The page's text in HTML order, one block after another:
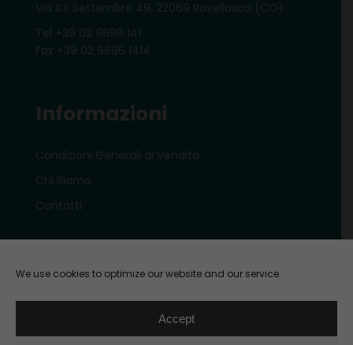
We use cookies to optimize our website and our service.
Accept
Via XX Settembre 49, 22069 Rovellasca (CO)
Tel +39 02 9696 141
Fax +39 02 9696 1414
Informazioni
Condizioni Generali di Vendita
Chi Siamo
Contatti
Account